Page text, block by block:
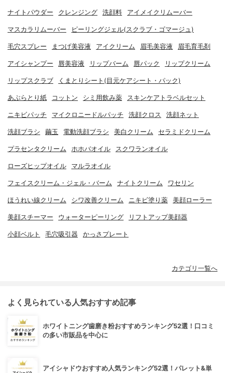
ナイトパウダー クレンジング 洗顔料 アイメイクリムーバー
マスカラリムーバー ピーリングジェル(スクラブ・ゴマージュ)
毛穴スプレー まつげ美容液 アイクリーム 眉毛美容液 眉毛育毛剤
アイシャンプー 唇美容液 リップバーム 唇パック リップクリーム
リップスクラブ くまとりシート(目元ケアシート・パック)
あぶらとり紙 コットン シミ用飲み薬 スキンケアトラベルセット
ニキビパッチ マイクロニードルパッチ 洗顔クロス 洗顔ネット
洗顔ブラシ 繭玉 電動洗顔ブラシ 美白クリーム セラミドクリーム
プラセンタクリーム ホホバオイル スクワランオイル
ローズヒップオイル マルラオイル
フェイスクリーム・ジェル・バーム ナイトクリーム ワセリン
ほうれい線クリーム シワ改善クリーム ニキビ塗り薬 美顔ローラー
美顔スチーマー ウォーターピーリング リフトアップ美顔器
小顔ベルト 毛穴吸引器 かっさプレート
カテゴリ一覧へ
よく見られている人気おすすめ記事
ホワイトニング歯磨き粉おすすめランキング52選！口コミ
の多い市販品を中心に
アイシャドウおすすめ人気ランキング52選！パレット&単